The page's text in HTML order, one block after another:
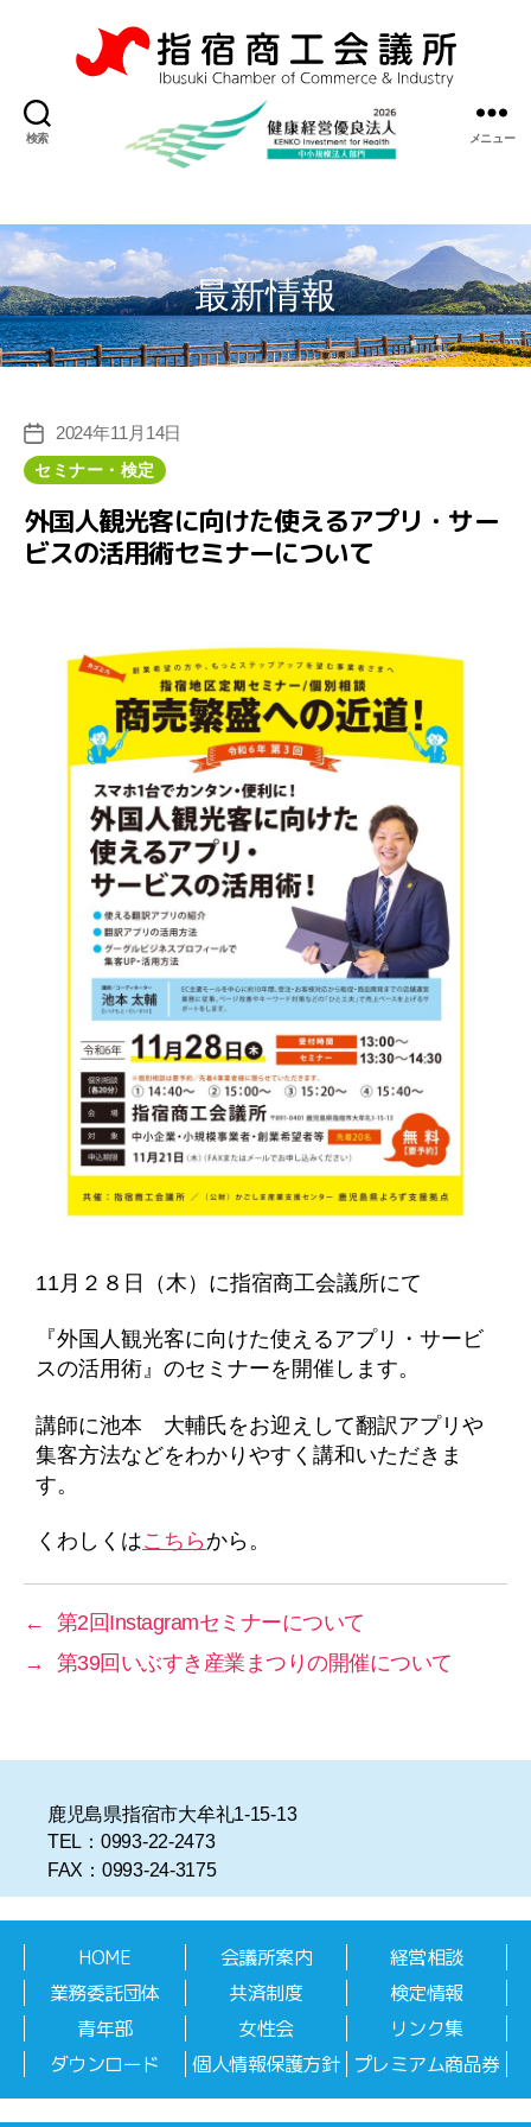
検索
指
宿
商
議
所
メニュー
最新情報
投
稿
日
2024年11月14日
ゴ
リ
セミナー・検定
外国人観光客に向けた使えるアプリ・サー
ビスの活用術セミナーについて
11月２８日（木）に指宿商工会議所にて
『外国人観光客に向けた使えるアプリ・サービ
スの活用術』のセミナーを開催します。
講師に池本 大輔氏をお迎えして翻訳アプリや
集客方法などをわかりやすく講和いただきま
す。
くわしくはこちらから。
←
第2回Instagramセミナーについて
→
第39回いぶすき産業まつりの開催について
鹿児島県指宿市大牟礼1-15-13
TEL：0993-22-2473
FAX：0993-24-3175
HOME 会議所案内
経営相談
業務委託団体
共済制度
検定情報
青年部
女性会
リンク集
ダウンロード
個人情報保護方針 プレミアム商品券